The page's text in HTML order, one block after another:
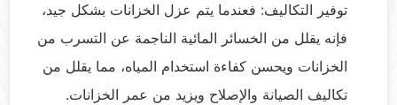
توفير التكاليف: فعندما يتم عزل الخزانات بشكل جيد،
فإنه يقلل من الخسائر المائية الناجمة عن التسرب من
الخزانات ويحسن كفاءة استخدام المياه، مما يقلل من
تكاليف الصيانة والإصلاح ويزيد من عمر الخزانات.